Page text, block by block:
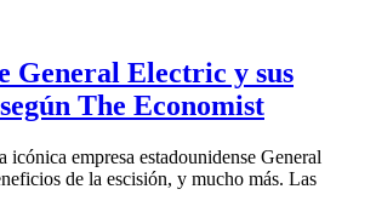
General Electric y sus
The Economist
icónica empresa estadounidense General
de la escisión, y mucho más. Las